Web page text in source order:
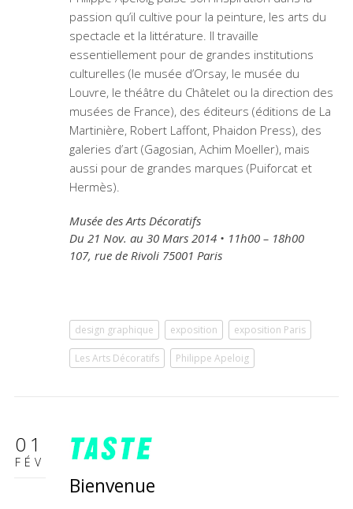
passion qu’il cultive pour la peinture, les arts du
spectacle et la littérature. Il travaille
essentiellement pour de grandes institutions
culturelles (le musée d’Orsay, le musée du
Louvre, le théâtre du Châtelet ou la direction des
musées de France), des éditeurs (éditions de La
Martinière, Robert Laffont, Phaidon Press), des
galeries d’art (Gagosian, Achim Moeller), mais
aussi pour de grandes marques (Puiforcat et
Hermès).
Musée des Arts Décoratifs
Du 21 Nov. au 30 Mars 2014 • 11h00 – 18h00
107, rue de Rivoli 75001 Paris
design graphique exposition exposition Paris
Les Arts Décoratifs Philippe Apeloig
01
FÉV
Bienvenue